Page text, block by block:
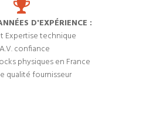
D'EXPÉRIENCE :
Expertise technique
confiance
physiques en France
qualité fournisseur